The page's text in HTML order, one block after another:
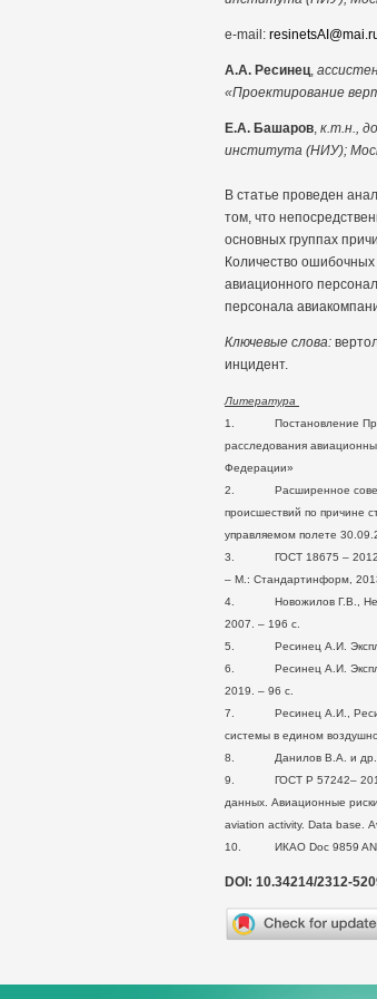
e-mail:
А.А. Ресинец,
«Проектирование
Е.А. Башаров, к.т.н.,
института (НИУ);
В статье проведен
том, что
основных группах
Количество
авиационного
персонала
Ключевые слова:
инцидент.
Литература
1. Постановление
расследования
Федерации»
2. Расширенное
происшествий по причине
управляемом полете
3. ГОСТ 18675 – 2012 г.
– М.: Стандартинформ,
4. Новожилов Г.В.,
2007. – 196 с.
5. Ресинец А.И.
6. Ресинец А.И.
2019. – 96 с.
7. Ресинец А.И., Ресинец
системы в едином
8. Данилов В.А. и др.
9. ГОСТ Р 57242– 2016.
данных. Авиационные
aviation activity. Data base.
10. ИКАО Doc 9859 AN/
DOI: 10.34214/2312-